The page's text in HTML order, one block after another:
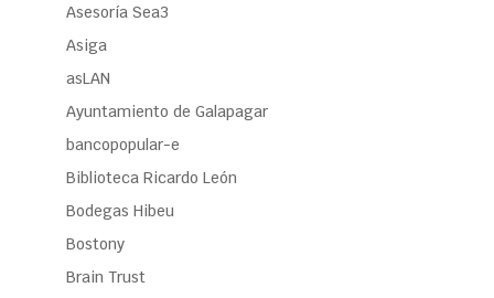
Asesoría Sea3
Asiga
asLAN
Ayuntamiento de Galapagar
bancopopular-e
Biblioteca Ricardo León
Bodegas Hibeu
Bostony
Brain Trust